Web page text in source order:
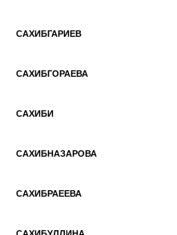
САХИБГАРИЕВ
САХИБГОРАЕВА
САХИБИ
САХИБНАЗАРОВА
САХИБРАЕЕВА